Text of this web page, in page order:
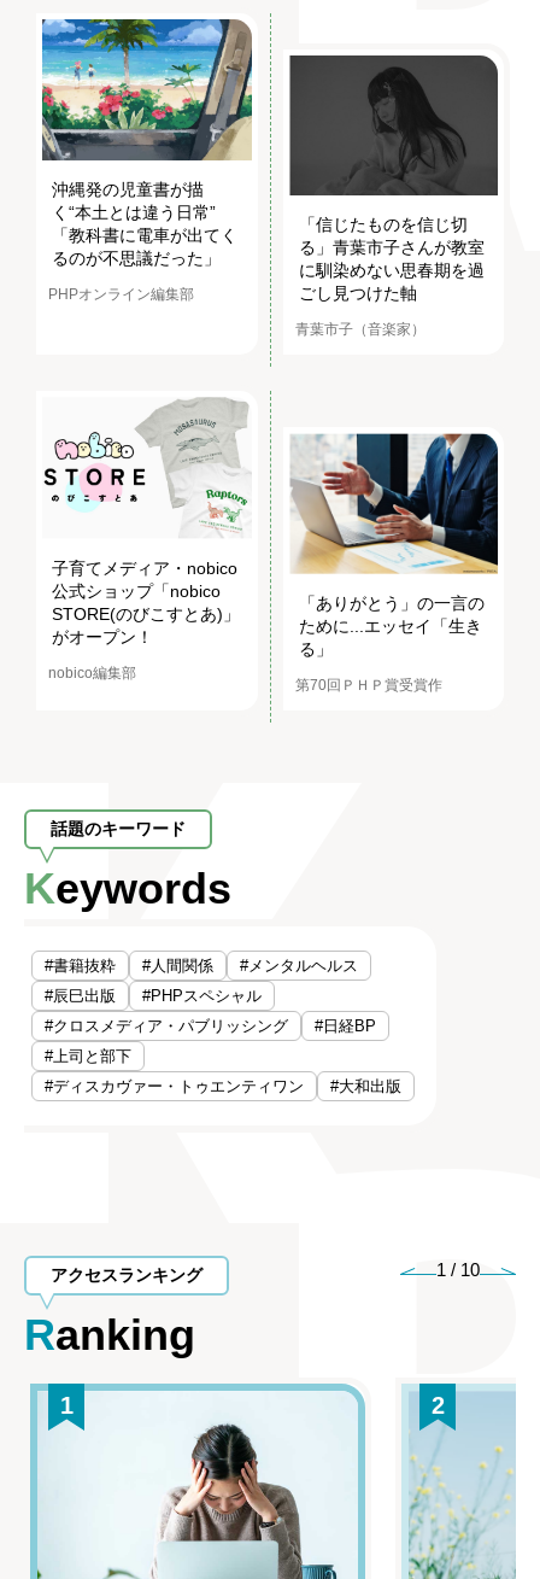
沖縄発の児童書が描
く“本土とは違う日常”
「教科書に電車が出てく
るのが不思議だった」
PHPオンライン編集部
「信じたものを信じ切
る」青葉市子さんが教室
に馴染めない思春期を過
ごし見つけた軸
青葉市子（音楽家）
子育てメディア・nobico
公式ショップ「nobico
STORE(のびこすとあ)」
がオープン！
nobico編集部
「ありがとう」の一言の
ために...エッセイ「生き
る」
第70回ＰＨＰ賞受賞作
話題のキーワード
Keywords
#書籍抜粋 #人間関係
#メンタルヘルス
#辰巳出版
#PHPスペシャル
#クロスメディア・パブリッシング
#日経BP
#上司と部下
#ディスカヴァー・トゥエンティワン
#大和出版
アクセスランキング
Ranking
1 / 10
1 2